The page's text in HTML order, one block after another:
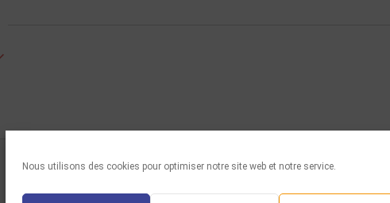
Nous utilisons des cookies pour optimiser notre site web et notre service.